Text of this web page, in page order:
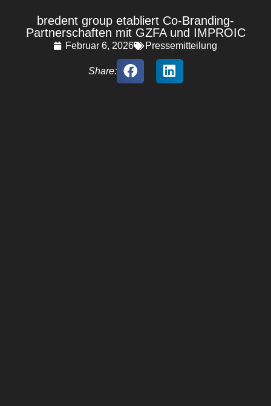
bredent group etabliert Co-Branding-
Partnerschaften mit GZFA und IMPROIC
Februar 6, 2026 Pressemitteilung
Share: